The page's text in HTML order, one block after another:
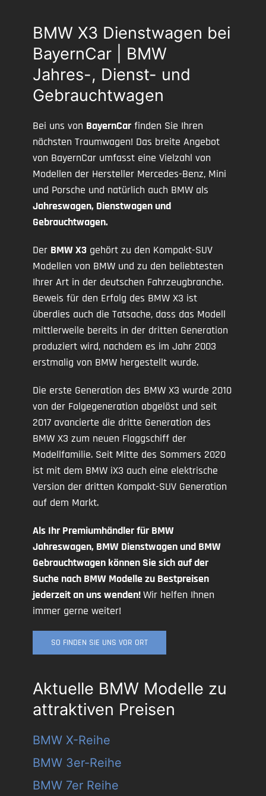
BMW X3 Dienstwagen bei
BayernCar | BMW
Jahres-, Dienst- und
Gebrauchtwagen
Bei uns von BayernCar finden Sie Ihren
nächsten Traumwagen! Das breite Angebot
von BayernCar umfasst eine Vielzahl von
Modellen der Hersteller Mercedes-Benz, Mini
und Porsche und natürlich auch BMW als
Jahreswagen, Dienstwagen und
Gebrauchtwagen.
Der BMW X3 gehört zu den Kompakt-SUV
Modellen von BMW und zu den beliebtesten
Ihrer Art in der deutschen Fahrzeugbranche.
Beweis für den Erfolg des BMW X3 ist
überdies auch die Tatsache, dass das Modell
mittlerweile bereits in der dritten Generation
produziert wird, nachdem es im Jahr 2003
erstmalig von BMW hergestellt wurde.
Die erste Generation des BMW X3 wurde 2010
von der Folgegeneration abgelöst und seit
2017 avancierte die dritte Generation des
BMW X3 zum neuen Flaggschiff der
Modellfamilie. Seit Mitte des Sommers 2020
ist mit dem BMW iX3 auch eine elektrische
Version der dritten Kompakt-SUV Generation
auf dem Markt.
Als Ihr Premiumhändler für BMW
Jahreswagen, BMW Dienstwagen und BMW
Gebrauchtwagen können Sie sich auf der
Suche nach BMW Modelle zu Bestpreisen
jederzeit an uns wenden!Wir helfen Ihnen
immer gerne weiter!
SO FINDEN SIE UNS VOR ORT
Aktuelle BMW Modelle zu
attraktiven Preisen
BMW X-Reihe
BMW 3er-Reihe
BMW 7er Reihe